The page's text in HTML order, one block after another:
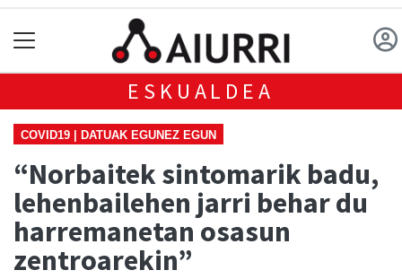
ESKUALDEA
COVID19 | DATUAK EGUNEZ EGUN
“Norbaitek sintomarik badu,
lehenbailehen jarri behar du
harremanetan osasun
zentroarekin”